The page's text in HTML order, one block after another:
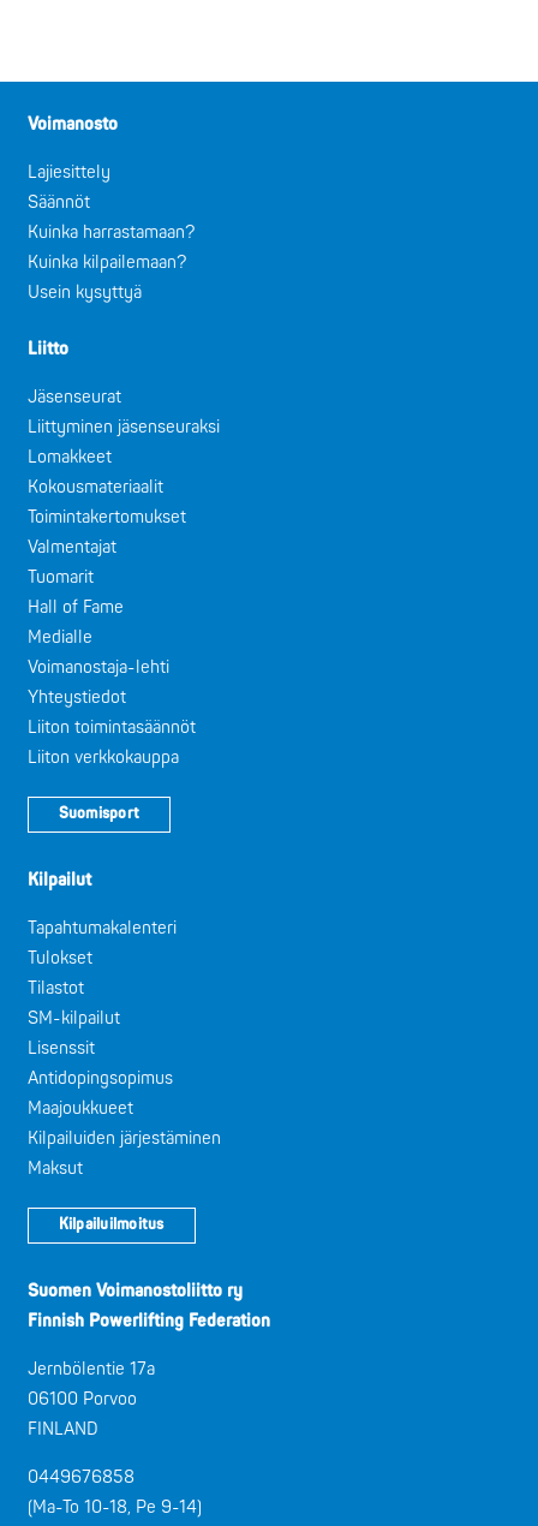
Voimanosto
Lajiesittely
Säännöt
Kuinka harrastamaan?
Kuinka kilpailemaan?
Usein kysyttyä
Liitto
Jäsenseurat
Liittyminen jäsenseuraksi
Lomakkeet
Kokousmateriaalit
Toimintakertomukset
Valmentajat
Tuomarit
Hall of Fame
Medialle
Voimanostaja-lehti
Yhteystiedot
Liiton toimintasäännöt
Liiton verkkokauppa
Suomisport
Kilpailut
Tapahtumakalenteri
Tulokset
Tilastot
SM-kilpailut
Lisenssit
Antidopingsopimus
Maajoukkueet
Kilpailuiden järjestäminen
Maksut
Kilpailuilmoitus
Suomen Voimanostoliitto ry
Finnish Powerlifting Federation
Jernbölentie 17a
06100 Porvoo
FINLAND
0449676858
(Ma-To 10-18, Pe 9-14)